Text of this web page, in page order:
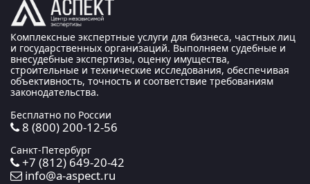
Комплексные экспертные услуги для бизнеса, частных лиц
и государственных организаций. Выполняем судебные и
внесудебные экспертизы, оценку имущества,
строительные и технические исследования, обеспечивая
объективность, точность и соответствие требованиям
законодательства.
Бесплатно по России
8 (800) 200-12-56
Санкт-Петербург
+7 (812) 649-20-42
info@a-aspect.ru